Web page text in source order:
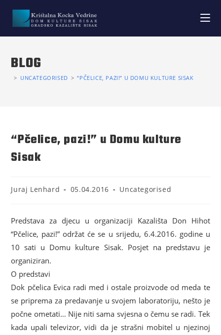
BLOG
> UNCATEGORISED > “PČELICE, PAZI!” U DOMU KULTURE SISAK
“Pčelice, pazi!” u Domu kulture
Sisak
Juraj Lenhard 05.04.2016 Uncategorised
Predstava za djecu u organizaciji Kazališta Don Hihot
“Pčelice, pazi!” održat će se u srijedu, 6.4.2016. godine u
10 sati u Domu kulture Sisak. Posjet na predstavu je
organiziran.
O predstavi
Dok pčelica Evica radi med i ostale proizvode od meda te
se priprema za predavanje u svojem laboratoriju, nešto je
počne ometati… Nije niti sama svjesna o čemu se radi. Tek
kada upali televizor, vidi da je strašni mobitel u njezinoj